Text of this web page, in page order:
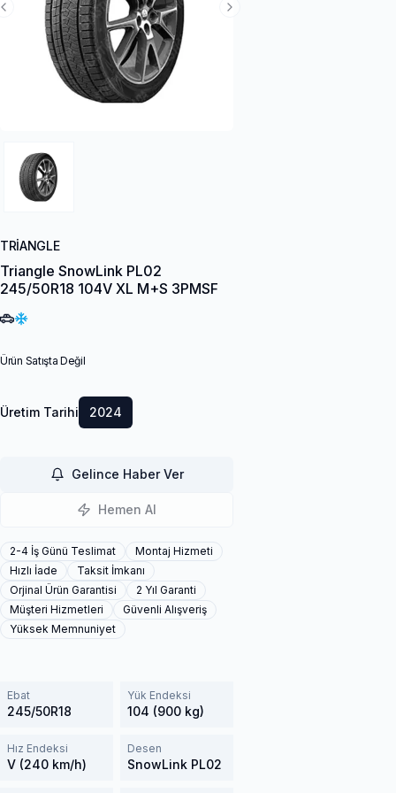
Next Slide
Previous Slide
TRIANGLE
Triangle SnowLink PL02
245/50R18 104V XL M+S 3PMSF
Ürün Satışta Değil
Üretim Tarihi 2024
Gelince Haber Ver
Hemen Al
2-4 İş Günü Teslimat
Montaj Hizmeti
Hızlı İade
Taksit İmkanı
Orjinal Ürün Garantisi
2 Yıl Garanti
Müşteri Hizmetleri
Güvenli Alışveriş
Yüksek Memnuniyet
Ebat
245/50R18
Yük Endeksi
104 (900 kg)
Hız Endeksi
V (240 km/h)
Desen
SnowLink PL02